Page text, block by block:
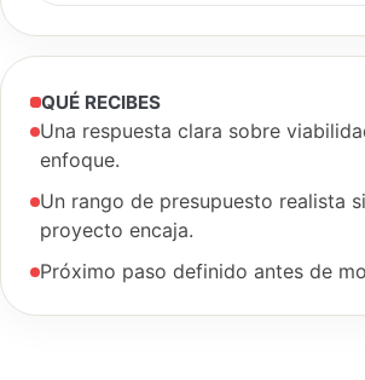
QUÉ RECIBES
Una respuesta clara sobre
enfoque.
Un rango de presupuesto realista
proyecto encaja.
Próximo paso definido antes de